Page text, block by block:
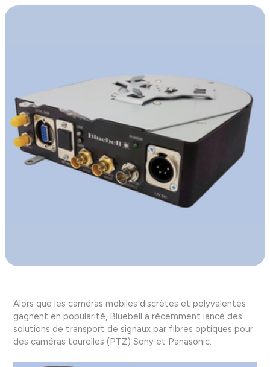
Alors que les caméras mobiles discrètes et polyvalentes
gagnent en popularité, Bluebell a récemment lancé des
solutions de transport de signaux par fibres optiques pour
des caméras tourelles (PTZ) Sony et Panasonic.